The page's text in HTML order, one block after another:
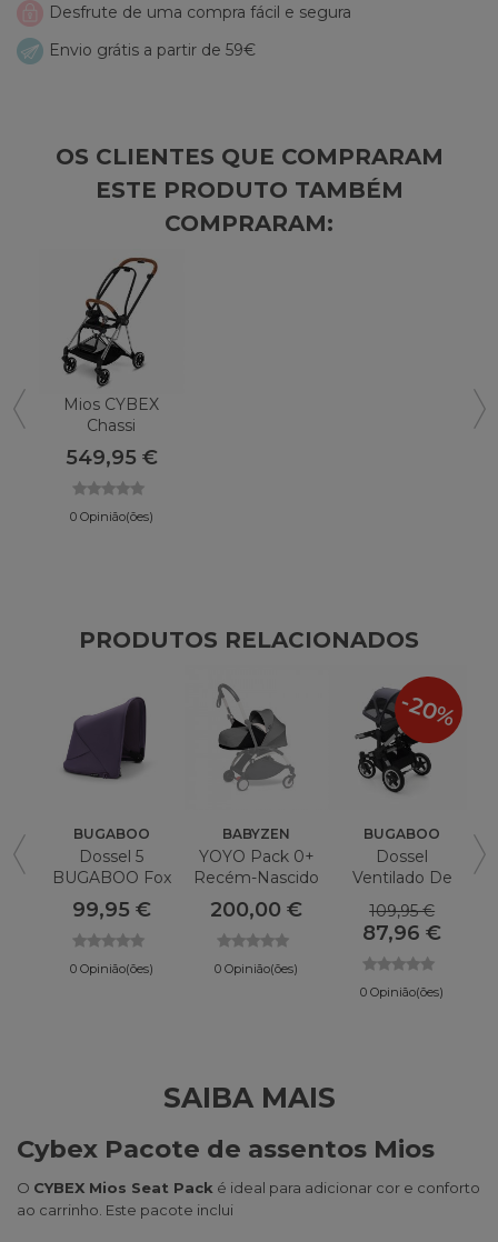
Desfrute de uma compra fácil e segura
Envio grátis a partir de 59€
OS CLIENTES QUE COMPRARAM
ESTE PRODUTO TAMBÉM
COMPRARAM:
Mios CYBEX
Chassi
549,95 €
0 Opinião(ões)
PRODUTOS RELACIONADOS
BUGABOO
Dossel 5
BUGABOO Fox
99,95 €
0 Opinião(ões)
BABYZEN
YOYO Pack 0+
Recém-Nascido
200,00 €
0 Opinião(ões)
BUGABOO
Dossel
Ventilado De
BUGABOO
Burro
109,95 €
87,96 €
0 Opinião(ões)
-20%
SAIBA MAIS
Cybex Pacote de assentos Mios
O CYBEX Mios Seat Pack é ideal para adicionar cor e conforto
ao carrinho. Este pacote inclui